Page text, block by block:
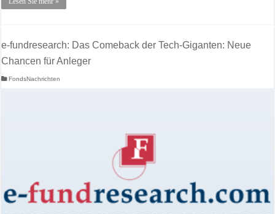
e-fundresearch: Das Comeback der Tech-Giganten: Neue
Chancen für Anleger
FondsNachrichten